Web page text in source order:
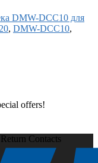
DMW-DCC10 для
, DMW-DCC10,
offers!
Return Contacts